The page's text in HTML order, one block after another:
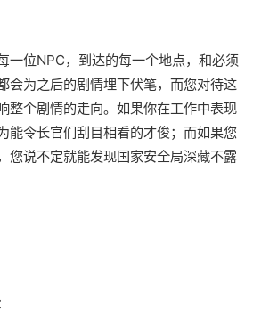
一位NPC，到达的每一个地点，和必须
会为之后的剧情埋下伏笔，而您对待这
整个剧情的走向。如果你在工作中表现
能令长官们刮目相看的才俊；而如果您
您说不定就能发现国家安全局深藏不露